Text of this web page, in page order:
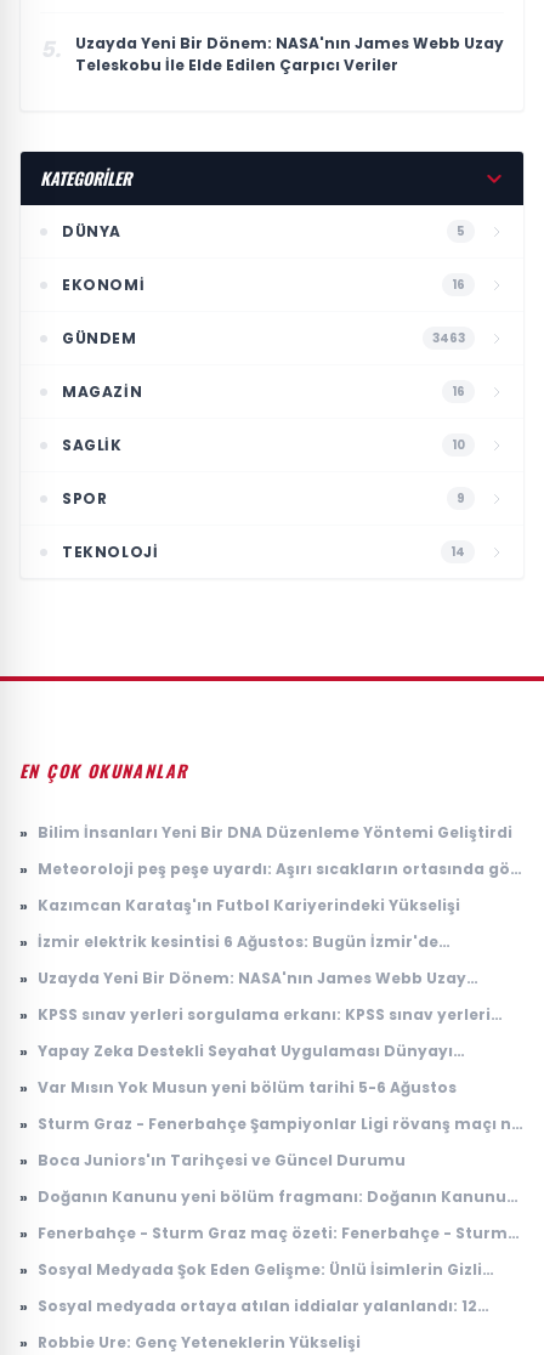
5.
Uzayda Yeni Bir Dönem: NASA'nın James Webb Uzay
Teleskobu İle Elde Edilen Çarpıcı Veriler
KATEGORİLER
DÜNYA 5
EKONOMI 16
GÜNDEM 3463
MAGAZIN 16
SAGLIK 10
SPOR 9
TEKNOLOJI 14
EN ÇOK OKUNANLAR
» Bilim İnsanları Yeni Bir DNA Düzenleme Yöntemi Geliştirdi
» Meteoroloji peş peşe uyardı: Aşırı sıcakların ortasında gök
» Kazımcan Karataş'ın Futbol Kariyerindeki Yükselişi
» İzmir elektrik kesintisi 6 Ağustos: Bugün İzmir'de
listesi duyuruldu
» Uzayda Yeni Bir Dönem: NASA'nın James Webb Uzay
» KPSS sınav yerleri sorgulama erkanı: KPSS sınav yerleri
» Yapay Zeka Destekli Seyahat Uygulaması Dünyayı
» Var Mısın Yok Musun yeni bölüm tarihi 5-6 Ağustos
» Sturm Graz - Fenerbahçe Şampiyonlar Ligi rövanş maçı ne
» Boca Juniors'ın Tarihçesi ve Güncel Durumu
» Doğanın Kanunu yeni bölüm fragmanı: Doğanın Kanunu
yayınlanacak?
» Fenerbahçe - Sturm Graz maç özeti: Fenerbahçe - Sturm
» Sosyal Medyada Şok Eden Gelişme: Ünlü İsimlerin Gizli
» Sosyal medyada ortaya atılan iddialar yalanlandı: 12
» Robbie Ure: Genç Yeteneklerin Yükselişi